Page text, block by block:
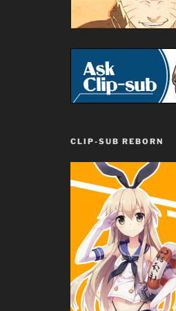
CLIP-SUB REBORN